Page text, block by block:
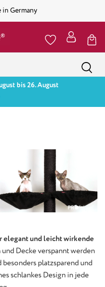
in Germany
bis 26. August
elegant und leicht wirkende
Decke verspannt werden
platzsparend und
schlankes Design in jede